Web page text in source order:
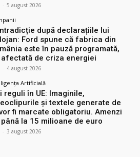
- 5 august 2026
după declarațiile lui
Ford spune că fabrica din
este în pauză programată,
afectată de criza energiei
- 4 august 2026
Artificială
reguli în UE: Imaginile,
și textele generate de
fi marcate obligatoriu. Amenzi
la 15 milioane de euro
- 3 august 2026